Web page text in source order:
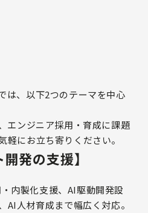
は、以下2つのテーマを中心
エンジニア採用・育成に課題
軽にお立ち寄りください。
発の支援】
内製化支援、AI駆動開発設
AI人材育成まで幅広く対応。